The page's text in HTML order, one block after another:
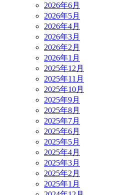
2026年6月
2026年5月
2026年4月
2026年3月
2026年2月
2026年1月
2025年12月
2025年11月
2025年10月
2025年9月
2025年8月
2025年7月
2025年6月
2025年5月
2025年4月
2025年3月
2025年2月
2025年1月